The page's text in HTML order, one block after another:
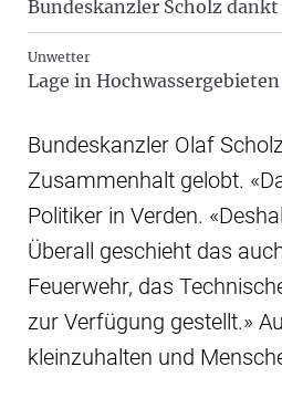
Bundeskanzler Scholz
Unwetter
Lage in
Bundeskanzler Olaf
Zusammenhalt gelobt.
Politiker in Verden.
Überall geschieht das
Feuerwehr, das
zur Verfügung gestellt.»
kleinzuhalten und